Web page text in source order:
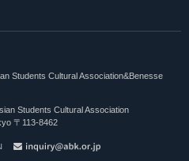
Students Cultural Association&Benesse
Students Cultural Association
〒113-8462